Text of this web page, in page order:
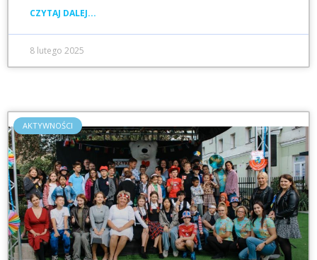
CZYTAJ DALEJ...
8 lutego 2025
AKTYWNOŚCI